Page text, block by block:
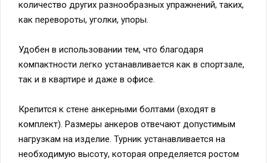
количество других разнообразных упражнений, таких,
как перевороты, уголки, упоры.
Удобен в использовании тем, что благодаря
компактности легко устанавливается как в спортзале,
так и в квартире и даже в офисе.
Крепится к стене анкерными болтами (входят в
комплект). Размеры анкеров отвечают допустимым
нагрузкам на изделие. Турник устанавливается на
необходимую высоту, которая определяется ростом